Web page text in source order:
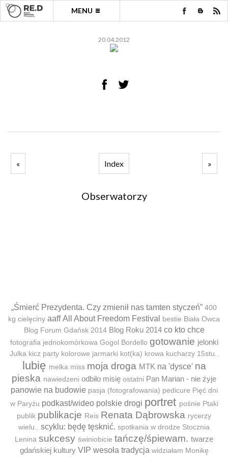
MENU
20.04.2012
« Index »
Obserwatorzy
„Śmierć Prezydenta. Czy zmienił nas tamten styczeń” 400
kg cielęciny aaff All About Freedom Festival bestie Biała Owca
Blog Forum Gdańsk 2014 Blog Roku 2014 co kto chce
fotografia jednokomórkowa Gogol Bordello gotowanie jelonki
Julka kicz party kolorowe jarmarki kot(ka) krowa kucharzy 15stu..
lubię melka miss moja droga MTK na 'dysce' na
pieska nawiedzeni odbiło misię ostatni Pan Marian - nie żyje
panowie na budowie pasja (fotografowania) pedicure Pięć dni
w Paryżu podkast/wideo polskie drogi portret pośnie Ptaki
publik publikacje Reis Renata Dąbrowska rycerzy
wielu.. scyklu: będę tęsknić. spotkania w drodze Stocznia
Lenina sukcesy świniobicie tańczę/śpiewam. twarze
gdańskiej kultury VIP wesoła tradycja widziałam Monikę